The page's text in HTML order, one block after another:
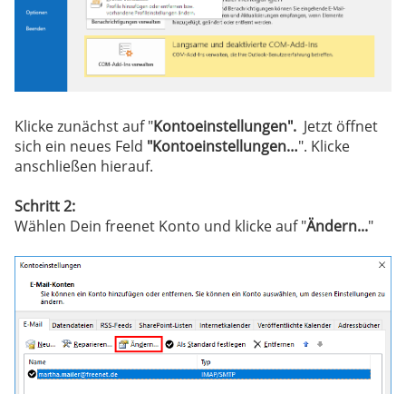
Klicke zunächst auf "Kontoeinstellungen". Jetzt öffnet
sich ein neues Feld "Kontoeinstellungen…". Klicke
anschließen hierauf.
Schritt 2:
Wählen Dein freenet Konto und klicke auf "Ändern..."